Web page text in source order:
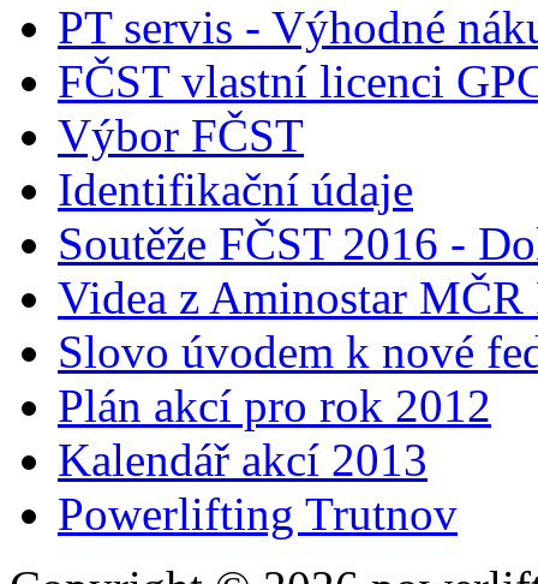
PT servis - Výhodné
FČST vlastní licenci
Výbor FČST
Identifikační údaje
Soutěže FČST 2016 -
Videa z Aminostar MČR
Slovo úvodem k nové
Plán akcí pro rok 2012
Kalendář akcí 2013
Powerlifting Trutnov